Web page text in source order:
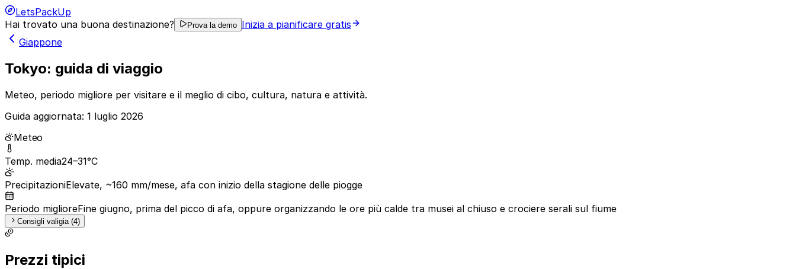
LetsPackUp
Hai trovato una buona destinazione?
Prova la demo Inizia a pianificare gratis
Giappone
Tokyo: guida di viaggio
Meteo, periodo migliore per visitare e il meglio di cibo, cultura, natura e attività.
Guida aggiornata: 1 luglio 2026
Meteo
Temp. media24–31°C
PrecipitazioniElevate, ~160 mm/mese, afa con inizio della stagione delle piogge
Periodo miglioreFine giugno, prima del picco di afa, oppure organizzando le ore più calde tra musei al chiuso e crociere serali sul fiume
Consigli valigia (4)
Prezzi tipici